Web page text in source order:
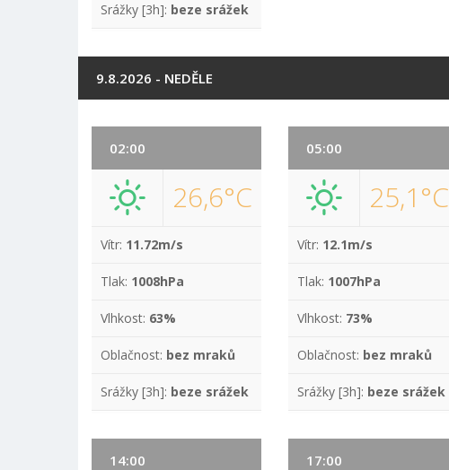
Srážky [3h]: beze srážek
9.8.2026 - NEDĚLE
02:00
26,6°C
Vítr: 11.72m/s
Tlak: 1008hPa
Vlhkost: 63%
Oblačnost: bez mraků
Srážky [3h]: beze srážek
05:00
25,1°C
Vítr: 12.1m/s
Tlak: 1007hPa
Vlhkost: 73%
Oblačnost: bez mraků
Srážky [3h]: beze srážek
14:00 17:00